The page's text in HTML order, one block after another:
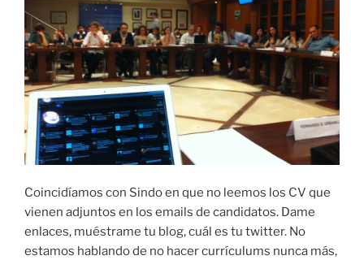
Coincidíamos con Sindo en que no leemos los CV que
vienen adjuntos en los emails de candidatos. Dame
enlaces, muéstrame tu blog, cuál es tu twitter. No
estamos hablando de no hacer currículums nunca más,